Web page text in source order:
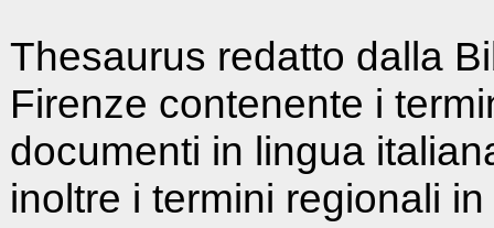
Thesaurus redatto dalla
Firenze contenente i
documenti in lingua
inoltre i termini regionali